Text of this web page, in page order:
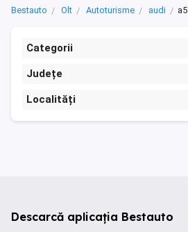
Bestauto Olt Autoturisme audi a5
Categorii
Județe
Localități
Descarcă aplicația Bestauto